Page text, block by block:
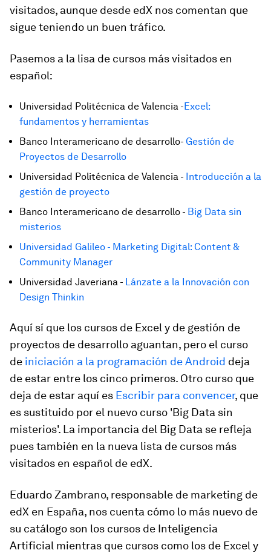
visitados, aunque desde edX nos comentan que
sigue teniendo un buen tráfico.
Pasemos a la lisa de cursos más visitados en
español:
Universidad Politécnica de Valencia -Excel:
fundamentos y herramientas
Banco Interamericano de desarrollo- Gestión de
Proyectos de Desarrollo
Universidad Politécnica de Valencia - Introducción a la
gestión de proyecto
Banco Interamericano de desarrollo - Big Data sin
misterios
Universidad Galileo - Marketing Digital: Content &
Community Manager
Universidad Javeriana - Lánzate a la Innovación con
Design Thinkin
Aquí sí que los cursos de Excel y de gestión de
proyectos de desarrollo aguantan, pero el curso
de iniciación a la programación de Android deja
de estar entre los cinco primeros. Otro curso que
deja de estar aquí es Escribir para convencer, que
es sustituido por el nuevo curso 'Big Data sin
misterios'. La importancia del Big Data se refleja
pues también en la nueva lista de cursos más
visitados en español de edX.
Eduardo Zambrano, responsable de marketing de
edX en España, nos cuenta cómo lo más nuevo de
su catálogo son los cursos de Inteligencia
Artificial mientras que cursos como los de Excel y